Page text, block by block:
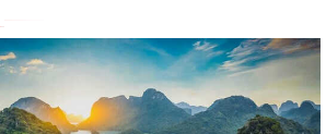
Cát Hải được Chủ tịch UBND thành phố tặng
Cát Hải thăm, tặng quà gia đình người có công
27/7